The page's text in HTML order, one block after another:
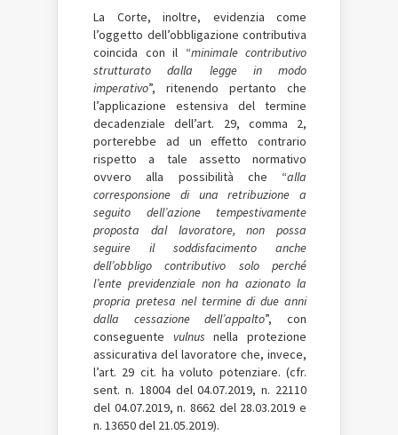
La Corte, inoltre, evidenzia come
l’oggetto dell’obbligazione contributiva
coincida con il “minimale contributivo
strutturato dalla legge in modo
imperativo”, ritenendo pertanto che
l’applicazione estensiva del termine
decadenziale dell’art. 29, comma 2,
porterebbe ad un effetto contrario
rispetto a tale assetto normativo
ovvero alla possibilità che “alla
corresponsione di una retribuzione a
seguito dell’azione tempestivamente
proposta dal lavoratore, non possa
seguire il soddisfacimento anche
dell’obbligo contributivo solo perché
l’ente previdenziale non ha azionato la
propria pretesa nel termine di due anni
dalla cessazione dell’appalto”, con
conseguente vulnus nella protezione
assicurativa del lavoratore che, invece,
l’art. 29 cit. ha voluto potenziare. (cfr.
sent. n. 18004 del 04.07.2019, n. 22110
del 04.07.2019, n. 8662 del 28.03.2019 e
n. 13650 del 21.05.2019).